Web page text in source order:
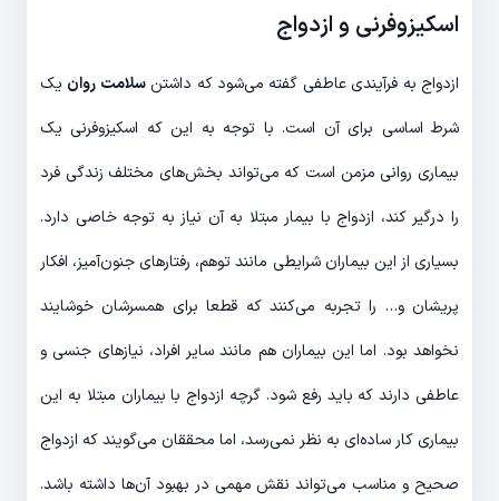
اسکیزوفرنی و ازدواج
ازدواج به فرآیندی عاطفی گفته می‌شود که داشتنسلامت روان یک
شرط اساسی برای آن است. با توجه به این که اسکیزوفرنی یک
بیماری روانی مزمن است که می‌تواند بخش‌های مختلف زندگی فرد
را درگیر کند، ازدواج با بیمار مبتلا به آن نیاز به توجه خاصی دارد.
بسیاری از این بیماران شرایطی مانند توهم، رفتارهای جنون‌آمیز، افکار
پریشان و… را تجربه می‌کنند که قطعا برای همسرشان خوشایند
نخواهد بود. اما این بیماران هم مانند سایر افراد، نیازهای جنسی و
عاطفی دارند که باید رفع شود. گرچه ازدواج با بیماران مبتلا به این
بیماری کار ساده‌ای به نظر نمی‌رسد، اما محققان می‌گویند که ازدواج
صحیح و مناسب می‌تواند نقش مهمی در بهبود آن‌ها داشته باشد.